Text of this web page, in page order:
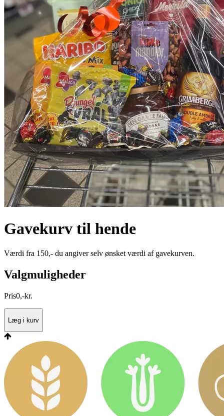
Gavekurv til hende
Værdi fra 150,- du angiver selv ønsket værdi af gavekurven.
Valgmuligheder
Pris0,-kr.
Læg i kurv